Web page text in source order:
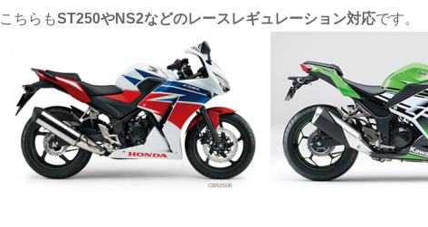
こちらもST250やNS2などのレースレギュレーション対応です。